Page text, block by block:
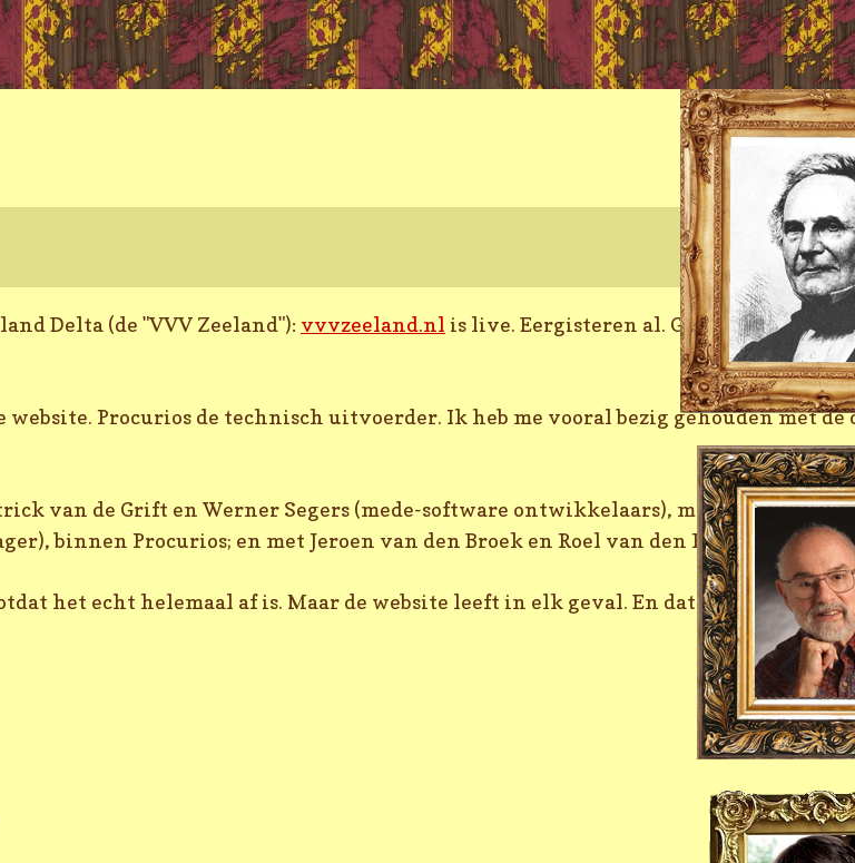
Delta (de "VVV Zeeland"): vvvzeeland.nl is live. Eergisteren al. Gisteren officieel
website. Procurios de technisch uitvoerder. Ik heb me vooral bezig gehouden met
van de Grift en Werner Segers (mede-software ontwikkelaars), met Peter
binnen Procurios; en met Jeroen van den Broek en Roel van den Heuvel van
het echt helemaal af is. Maar de website leeft in elk geval. En dat is mooi om te